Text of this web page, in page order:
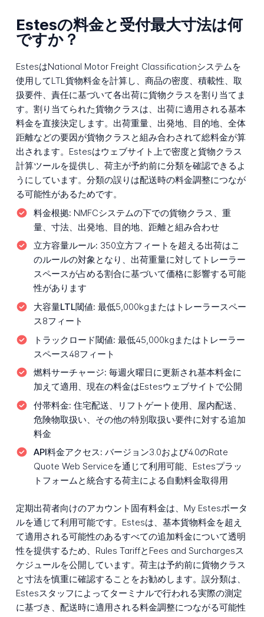
Estesの料金と受付最大寸法は何
ですか？
EstesはNational Motor Freight Classificationシステムを
使用してLTL貨物料金を計算し、商品の密度、積載性、取
扱要件、責任に基づいて各出荷に貨物クラスを割り当てま
す。割り当てられた貨物クラスは、出荷に適用される基本
料金を直接決定します。出荷重量、出発地、目的地、全体
距離などの要因が貨物クラスと組み合わされて総料金が算
出されます。Estesはウェブサイト上で密度と貨物クラス
計算ツールを提供し、荷主が予約前に分類を確認できるよ
うにしています。分類の誤りは配送時の料金調整につなが
る可能性があるためです。
料金根拠: NMFCシステムの下での貨物クラス、重
量、寸法、出発地、目的地、距離と組み合わせ
立方容量ルール: 350立方フィートを超える出荷はこ
のルールの対象となり、出荷重量に対してトレーラー
スペースが占める割合に基づいて価格に影響する可能
性があります
大容量LTL閾値: 最低5,000kgまたはトレーラースペー
ス8フィート
トラックロード閾値: 最低45,000kgまたはトレーラー
スペース48フィート
燃料サーチャージ: 毎週火曜日に更新され基本料金に
加えて適用、現在の料金はEstesウェブサイトで公開
付帯料金: 住宅配送、リフトゲート使用、屋内配送、
危険物取扱い、その他の特別取扱い要件に対する追加
料金
API料金アクセス: バージョン3.0および4.0のRate
Quote Web Serviceを通じて利用可能、Estesプラッ
トフォームと統合する荷主による自動料金取得用
定期出荷者向けのアカウント固有料金は、My Estesポータ
ルを通じて利用可能です。Estesは、基本貨物料金を超え
て適用される可能性のあるすべての追加料金について透明
性を提供するため、Rules TariffとFees and Surchargesス
ケジュールを公開しています。荷主は予約前に貨物クラス
と寸法を慎重に確認することをお勧めします。誤分類は、
Estesスタッフによってターミナルで行われる実際の測定
に基づき、配送時に適用される料金調整につながる可能性